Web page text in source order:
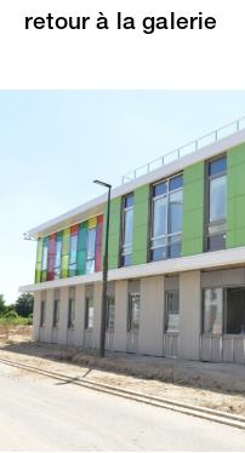
retour à la galerie